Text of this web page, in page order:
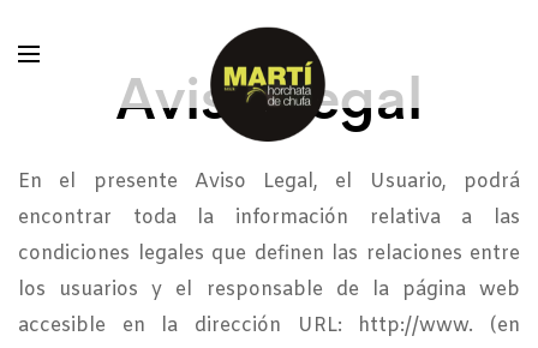
Aviso Legal
En el presente Aviso Legal, el Usuario, podrá
encontrar toda la información relativa a las
condiciones legales que definen las relaciones entre
los usuarios y el responsable de la página web
accesible en la dirección URL: http://www. (en